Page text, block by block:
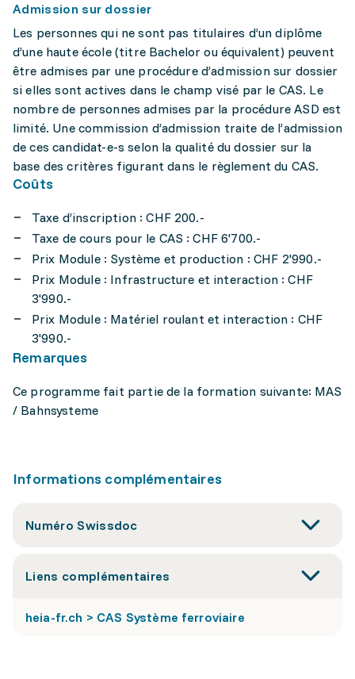
Admission sur dossier
Les personnes qui ne sont pas titulaires d’un diplôme
d’une haute école (titre Bachelor ou équivalent) peuvent
être admises par une procédure d’admission sur dossier
si elles sont actives dans le champ visé par le CAS. Le
nombre de personnes admises par la procédure ASD est
limité. Une commission d’admission traite de l’admission
de ces candidat-e-s selon la qualité du dossier sur la
base des critères figurant dans le règlement du CAS.
Coûts
Taxe d’inscription : CHF 200.-
Taxe de cours pour le CAS : CHF 6'700.-
Prix Module : Système et production : CHF 2'990.-
Prix Module : Infrastructure et interaction : CHF
3'990.-
Prix Module : Matériel roulant et interaction : CHF
3'990.-
Remarques
Ce programme fait partie de la formation suivante: MAS
/ Bahnsysteme
Informations complémentaires
Numéro Swissdoc
Liens complémentaires
heia-fr.ch > CAS Système ferroviaire